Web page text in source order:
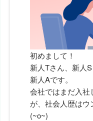
初めまして！
新人Tさん、新人
新人Aです。
会社ではまだ入社
が、社会人歴は
(~o~)